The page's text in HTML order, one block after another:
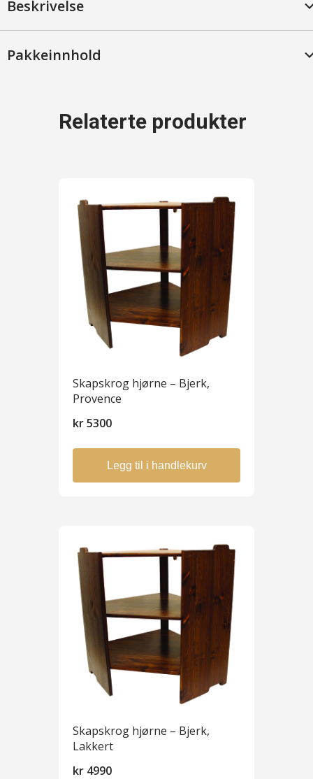
Beskrivelse
Pakkeinnhold
Relaterte produkter
Skapskrog hjørne – Bjerk,
Provence
kr5300
Legg til i handlekurv
Skapskrog hjørne – Bjerk,
Lakkert
kr 4990